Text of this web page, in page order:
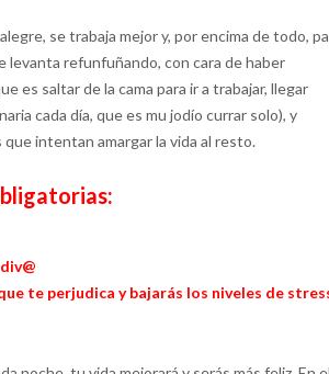
se trabaja mejor y, por encima de todo,
levanta refunfuñando, con cara de haber
es saltar de la cama para ir a trabajar, llegar
cada día, que es mu jodío currar solo), y
intentan amargar la vida al resto.
te perjudica y bajarás los niveles de